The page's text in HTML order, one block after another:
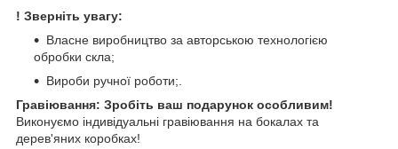
! Зверніть увагу:
Власне виробництво за авторською технологією
обробки скла;
Вироби ручної роботи;.
Гравіювання: Зробіть ваш подарунок особливим!
Виконуємо індивідуальні гравіювання на бокалах та
дерев'яних коробках!